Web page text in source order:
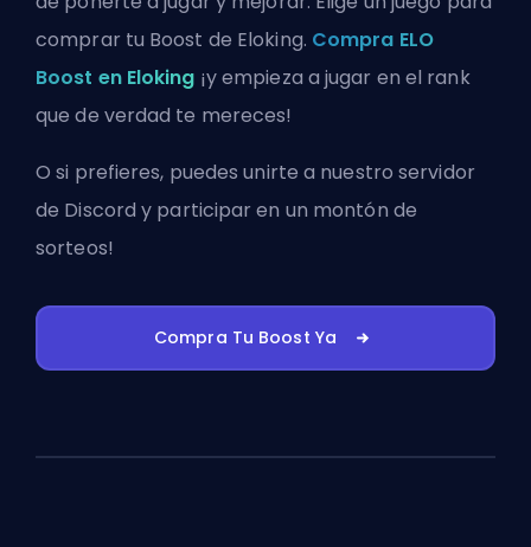
comprar tu Boost de Eloking. Compra ELO
Boost en Eloking ¡y empieza a jugar en el rank
que de verdad te mereces!
O si prefieres, puedesunirte a nuestro servidor
de Discord y participar en un montón de
sorteos!
Compra Tu Boost Ya